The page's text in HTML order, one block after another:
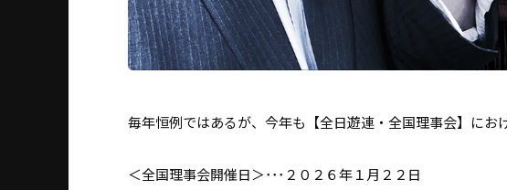
毎年恒例ではあるが、今年も【全日遊連・全国理事会】にお
＜全国理事会開催日＞･･･２０２６年１月２２日